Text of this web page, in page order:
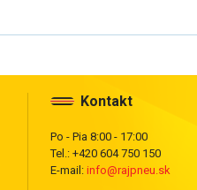
Kontakt
Po - Pia 8:00 - 17:00
Tel.: +420 604 750 150
E-mail: info@rajpneu.sk